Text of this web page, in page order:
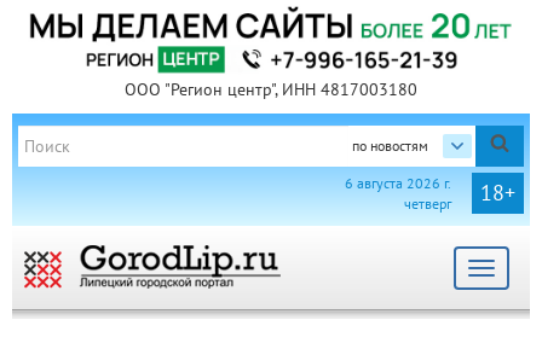
ООО "Регион центр", ИНН 4817003180
по новостям
18+
6 августа 2026 г.
четверг
Toggle